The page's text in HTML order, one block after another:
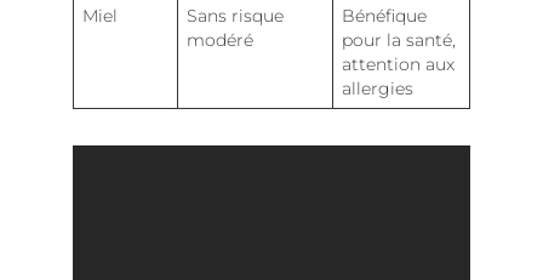
Miel
Sans risque
modéré
Bénéfique
pour la santé,
attention aux
allergies